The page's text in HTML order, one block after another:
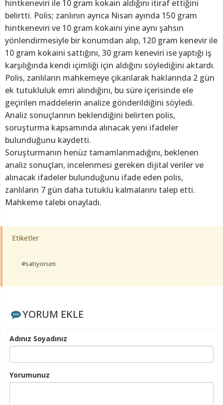
hintkeneviri ile 10 gram kokain aldığını itiraf ettiğini
belirtti. Polis; zanlının ayrıca Nisan ayında 150 gram
hintkeneviri ve 10 gram kokaini yine aynı şahsın
yönlendirmesiyle bir konumdan alıp, 120 gram kenevir ile
10 gram kokaini sattığını, 30 gram keneviri ise yaptığı iş
karşılığında kendi içimliği için aldığını söylediğini aktardı.
Polis, zanlıların mahkemeye çıkarılarak haklarında 2 gün
ek tutukluluk emri alındığını, bu süre içerisinde ele
geçirilen maddelerin analize gönderildiğini söyledi.
Analiz sonuçlarının beklendiğini belirten polis,
soruşturma kapsamında alınacak yeni ifadeler
bulunduğunu kaydetti.
Soruşturmanın henüz tamamlanmadığını, beklenen
analiz sonuçları, incelenmesi gereken dijital veriler ve
alınacak ifadeler bulunduğunu ifade eden polis,
zanlıların 7 gün daha tutuklu kalmalarını talep etti.
Mahkeme talebi onayladı.
Etiketler
#satıyorum
YORUM EKLE
Adınız Soyadınız
Yorumunuz